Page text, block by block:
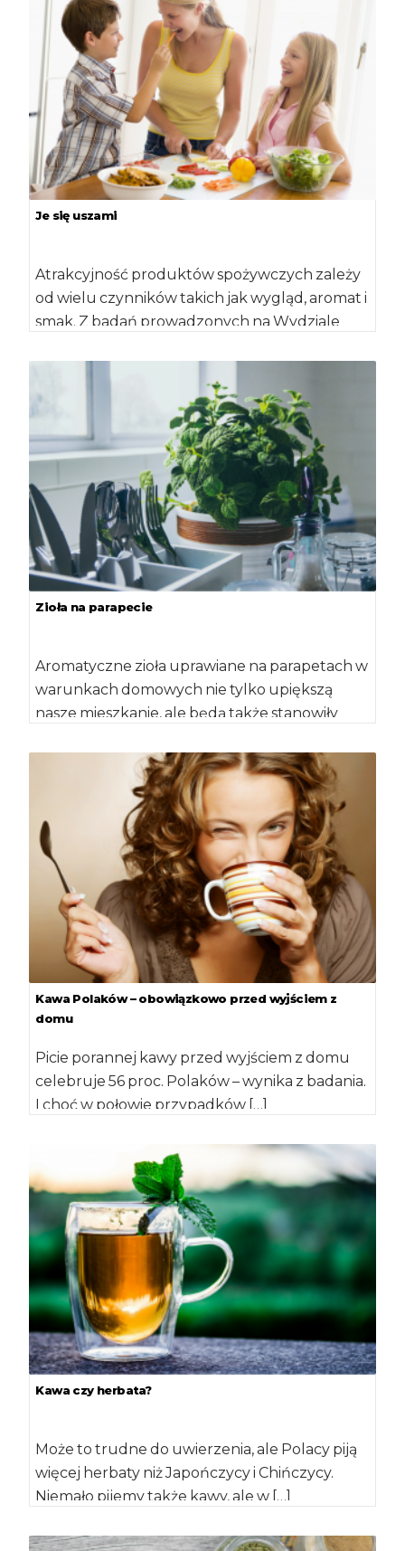
Je się uszami
Atrakcyjność produktów spożywczych zależy
od wielu czynników takich jak wygląd, aromat i
smak. Z badań prowadzonych na Wydziale
Zioła na parapecie
Aromatyczne zioła uprawiane na parapetach w
warunkach domowych nie tylko upiększą
nasze mieszkanie, ale będą także stanowiły
Kawa Polaków – obowiązkowo przed wyjściem z
domu
Picie porannej kawy przed wyjściem z domu
celebruje 56 proc. Polaków – wynika z badania.
I choć w połowie przypadków […]
Kawa czy herbata?
Może to trudne do uwierzenia, ale Polacy piją
więcej herbaty niż Japończycy i Chińczycy.
Niemało pijemy także kawy, ale w […]